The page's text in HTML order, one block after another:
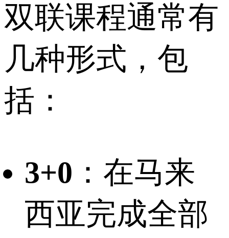
双联课程通常有
几种形式，包
括：
3+0 ：在马来
西亚完成全部